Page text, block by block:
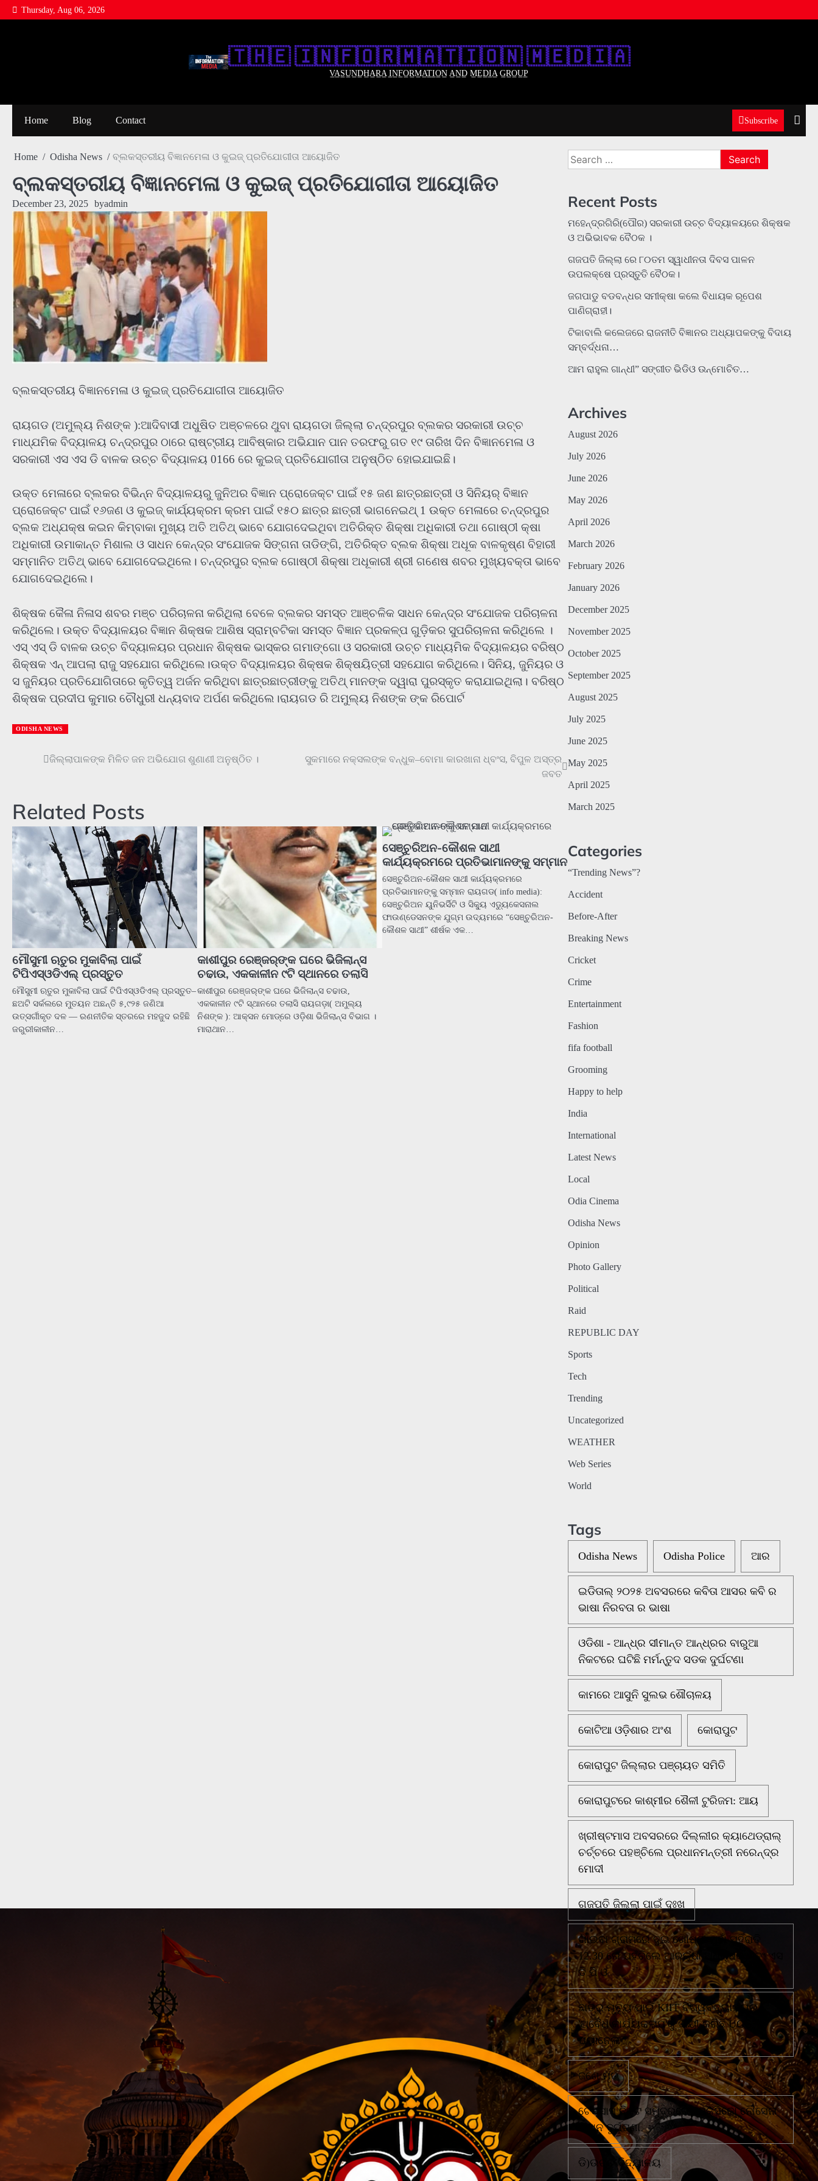
Skip
to
Thursday, Aug 06, 2026
🇹‌🇭‌🇪‌ 🇮‌🇳‌🇫‌🇴‌🇷‌🇲‌🇦‌🇹‌🇮‌🇴‌🇳‌ 🇲‌🇪‌🇩‌🇮‌🇦‌
V̲A̲S̲U̲N̲D̲H̲A̲R̲A̲ I̲N̲F̲O̲R̲M̲A̲T̲I̲O̲N̲ A̲N̲D̲ M̲E̲D̲I̲A̲ G̲R̲O̲U̲P̲
Home Blog Contact Subscribe
Home Odisha News ବ୍ଲକସ୍ତରୀୟ ବିଜ୍ଞାନମେଳା ଓ କୁଇଜ୍‌ ପ୍ରତିଯୋଗୀତା ଆୟୋଜିତ
ବ୍ଲକସ୍ତରୀୟ ବିଜ୍ଞାନମେଳା ଓ କୁଇଜ୍‌ ପ୍ରତିଯୋଗୀତା ଆୟୋଜିତ
December 23, 2025 byadmin
ବ୍ଲକସ୍ତରୀୟ ବିଜ୍ଞାନମେଳା ଓ କୁଇଜ୍‌ ପ୍ରତିଯୋଗୀତା ଆୟୋଜିତ
ରାୟଗଡ (ଅମୁଲ୍ୟ ନିଶଙ୍କ ):ଆଦିବାସୀ ଅଧୁଷିତ ଅଞ୍ଚଳରେ ଥୁବା ରାୟଗଡା ଜିଲ୍ଲା ଚନ୍ଦ୍ରପୁର ବ୍ଲକର ସରକାରୀ ଉଚ୍ଚ
ମାଧ୍ଯମିକ ବିଦ୍ୟାଳୟ ଚନ୍ଦ୍ରପୁର ଠାରେ ରାଷ୍ଟ୍ରୀୟ ଆବିଷ୍କାର ଅଭିଯାନ ପାନ ତରଫରୁ ଗତ ୧୯ ତାରିଖ ଦିନ ବିଜ୍ଞାନମେଳା ଓ
ସରକାରୀ ଏସ ଏସ ଡି ବାଳକ ଉଚ୍ଚ ବିଦ୍ୟାଳୟ 0166 ରେ କୁଇଜ୍ ପ୍ରତିଯୋଗୀତା ଅନୁଷ୍ଠିତ ହୋଇଯାଇଛି।
ଉକ୍ତ ମେଳାରେ ବ୍ଲକର ବିଭିନ୍ନ ବିଦ୍ୟାଳୟରୁ ଜୁନିଅର ବିଜ୍ଞାନ ପ୍ରୋଜେକ୍ଟ ପାଇଁ ୧୫ ଜଣ ଛାତ୍ରଛାତ୍ରୀ ଓ ସିନିୟର୍ ବିଜ୍ଞାନ
ପ୍ରୋଜେକ୍ଟ ପାଇଁ ୧୬ଜଣ ଓ କୁଇଜ୍ କାର୍ଯ୍ୟକ୍ରମ କ୍ରମ ପାଇଁ ୧୫୦ ଛାତ୍ର ଛାତ୍ରୀ ଭାଗନେଇଥ୍ 1 ଉକ୍ତ ମେଳାରେ ଚନ୍ଦ୍ରପୁର
ବ୍ଲକ ଅଧ୍ଯକ୍ଷ କଇନ କିମ୍ବାକା ମୁଖ୍ୟ ଅତି ଅତିଥ୍ ଭାବେ ଯୋଗଦେଇଥିବା ଅତିରିକ୍ତ ଶିକ୍ଷା ଅଧିକାରୀ ତଥା ଗୋଷ୍ଠୀ କ୍ଷା
ଅଧିକାରୀ ଉମାକାନ୍ତ ମିଶାଲ ଓ ସାଧନ କେନ୍ଦ୍ର ସଂଯୋଜକ ସିଙ୍ଗନା ତାଡିଙ୍ଗି, ଅତିରିକ୍ତ ବ୍ଲକ ଶିକ୍ଷା ଅଧୂକ ବାଳକୃଷ୍ଣ ବିହାରୀ
ସମ୍ମାନିତ ଅତିଥ୍ ଭାବେ ଯୋଗଦେଇଥିଲେ। ଚନ୍ଦ୍ରପୁର ବ୍ଲକ ଗୋଷ୍ଠୀ ଶିକ୍ଷା ଅଧୂକାରୀ ଶ୍ରୀ ଗଣେଷ ଶବର ମୁଖ୍ୟବକ୍ତା ଭାବେ
ଯୋଗଦେଇଥିଲେ।
ଶିକ୍ଷକ କୈଳା ନିଳାସ ଶବର ମଞ୍ଚ ପରିଚାଳନା କରିଥିଲା ବେଳେ ବ୍ଲକର ସମସ୍ତ ଆଞ୍ଚଳିକ ସାଧନ କେନ୍ଦ୍ର ସଂଯୋଜକ ପରିଚାଳନା
କରିଥିଲେ। ଉକ୍ତ ବିଦ୍ୟାଳୟର ବିଜ୍ଞାନ ଶିକ୍ଷକ ଆଶିଷ ସ୍ରାମ୍ବଟିକା ସମସ୍ତ ବିଜ୍ଞାନ ପ୍ରକଳ୍ପ ଗୁଡ଼ିକର ସୁପରିଚାଳନା କରିଥିଲେ ।
ଏସ୍ ଏସ୍ ଡି ବାଳକ ଉଚ୍ଚ ବିଦ୍ୟାଳୟର ପ୍ରଧାନ ଶିକ୍ଷକ ଭାସ୍କର ଗମାଙ୍ଗୋ ଓ ସରକାରୀ ଉଚ୍ଚ ମାଧ୍ୟମିକ ବିଦ୍ୟାଳୟର ବରିଷ୍ଠ
ଶିକ୍ଷକ ଏନ୍ ଆପଲା ରାଜୁ ସହଯୋଗ କରିଥିଲେ।ଉକ୍ତ ବିଦ୍ୟାଳୟର ଶିକ୍ଷକ ଶିକ୍ଷୟିତ୍ରୀ ସହଯୋଗ କରିଥିଲେ। ସିନିୟ, ଜୁନିୟର ଓ
ସ ଜୁନିୟର ପ୍ରତିଯୋଗିତାରେ କୃତିତ୍ୱ ଅର୍ଜନ କରିଥିବା ଛାତ୍ରଛାତ୍ରୀଙ୍କୁ ଅତିଥ୍‌ ମାନଙ୍କ ଦ୍ୱାରା ପୁରସ୍କୃତ କରାଯାଇଥିଲା। ବରିଷ୍ଠ
ଶିକ୍ଷକ ପ୍ରଦୀପ କୁମାର ଚୌଧୁରୀ ଧନ୍ୟବାଦ ଅର୍ପଣ କରିଥିଲେ।ରାୟଗଡ ରି ଅମୁଲ୍ୟ ନିଶଙ୍କ ଙ୍କ ରିପୋର୍ଟ
ODISHA NEWS
ଜିଲ୍ଲାପାଳଙ୍କ ମିଳିତ ଜନ ଅଭିଯୋଗ ଶୁଣାଣୀ ଅନୁଷ୍ଠିତ ।
ସୁକମାରେ ନକ୍ସଲଙ୍କ ବନ୍ଧୁକ–ବୋମା କାରଖାନା ଧ୍ବଂସ, ବିପୁଳ ଅସ୍ତ୍ର
ଜବତ
Related Posts
ମୌସୁମୀ ଋତୁର ମୁକାବିଲା ପାଇଁ
ଟିପିଏସ୍ଓଡିଏଲ୍ ପ୍ରସ୍ତୁତ
ମୌସୁମୀ ଋତୁର ମୁକାବିଲା ପାଇଁ ଟିପିଏସ୍ଓଡିଏଲ୍ ପ୍ରସ୍ତୁତ–
ଛଅଟି ସର୍କଲରେ ମୁତୟନ ଅଛନ୍ତି ୫,୯୨୫ ଜଣିଆ
ଉତ୍ସର୍ଗୀକୃତ ଦଳ — ରଣନୀତିକ ସ୍ତରରେ ମହଜୁଦ ରହିଛି
ଜରୁରୀକାଳୀନ…
କାଶୀପୁର ରେଞ୍ଜର୍‌ଙ୍କ ଘରେ ଭିଜିଲାନ୍ସ
ଚଢାଉ, ଏକକାଳୀନ ୯ଟି ସ୍ଥାନରେ ତଲାସି
କାଶୀପୁର ରେଞ୍ଜର୍‌ଙ୍କ ଘରେ ଭିଜିଲାନ୍ସ ଚଢାଉ,
ଏକକାଳୀନ ୯ଟି ସ୍ଥାନରେ ତଲାସି ରାୟଗଡ଼ା( ଅମୁଲ୍ୟ
ନିଶଙ୍କ ): ଆକ୍ସନ ମୋଡ୍‌ରେ ଓଡ଼ିଶା ଭିଜିଲାନ୍ସ ବିଭାଗ ।
ମାରାଥାନ…
ସେଞ୍ଚୁରିଅନ-କୌଶଳ ସାଥୀ
କାର୍ଯ୍ୟକ୍ରମରେ ପ୍ରତିଭାମାନଙ୍କୁ ସମ୍ମାନ
ସେଞ୍ଚୁରିଅନ-କୌଶଳ ସାଥୀ କାର୍ଯ୍ୟକ୍ରମରେ
ପ୍ରତିଭାମାନଙ୍କୁ ସମ୍ମାନ ରାୟଗଡ( info media):
ସେଞ୍ଚୁରିଅନ ୟୁନିଭର୍ସିଟି ଓ ସିକ୍ୟୁ ଏଡ୍ୟୁକେସନାଲ
ଫାଉଣ୍ଡେସନଙ୍କ ଯୁଗ୍ମ ଉଦ୍ୟମରେ “ସେଞ୍ଚୁରିଅନ-
କୌଶଳ ସାଥୀ” ଶୀର୍ଷକ ଏକ…
Search
for:
Recent Posts
ମହେନ୍ଦ୍ରଗିରି(ପୌର) ସରକାରୀ ଉଚ୍ଚ ବିଦ୍ୟାଳୟରେ ଶିକ୍ଷକ
ଓ ଅଭିଭାବକ ବୈଠକ ।
ଗଜପତି ଜିଲ୍ଲା ରେ ୮୦ତମ ସ୍ୱାଧୀନତା ଦିବସ ପାଳନ
ଉପଲକ୍ଷେ ପ୍ରସ୍ତୁତି ବୈଠକ।
ଜଗପାଡୁ ବଡବନ୍ଧର ସମୀକ୍ଷା କଲେ ବିଧାୟକ ରୂପେଶ
ପାଣିଗ୍ରାହୀ।
ଟିକାବାଲି କଲେଜରେ ରାଜନୀତି ବିଜ୍ଞାନର ଅଧ୍ୟାପକଙ୍କୁ ବିଦାୟ
ସମ୍ବର୍ଦ୍ଧନା…
ଆମ ରାହୁଲ ଗାନ୍ଧୀ” ସଙ୍ଗୀତ ଭିଡିଓ ଉନ୍ମୋଚିତ…
Archives
August 2026
July 2026
June 2026
May 2026
April 2026
March 2026
February 2026
January 2026
December 2025
November 2025
October 2025
September 2025
August 2025
July 2025
June 2025
May 2025
April 2025
March 2025
Categories
“Trending News”?
Accident
Before-After
Breaking News
Cricket
Crime
Entertainment
Fashion
fifa football
Grooming
Happy to help
India
International
Latest News
Local
Odia Cinema
Odisha News
Opinion
Photo Gallery
Political
Raid
REPUBLIC DAY
Sports
Tech
Trending
Uncategorized
WEATHER
Web Series
World
Tags
Odisha News Odisha Police ଆର
ଇଡିତାଲ୍ ୨୦୨୫ ଅବସରରେ କବିତା ଆସର କବି ର
ଭାଷା ନିରବତା ର ଭାଷା
ଓଡିଶା - ଆନ୍ଧ୍ର ସୀମାନ୍ତ ଆନ୍ଧ୍ରର ବାରୁଆ
ନିକଟରେ ଘଟିଛି ମର୍ମନ୍ତୁଦ ସଡକ ଦୁର୍ଘଟଣା
କାମରେ ଆସୁନି ସୁଲଭ ଶୌଚାଳୟ
କୋଟିଆ ଓଡ଼ିଶାର ଅଂଶ କୋରାପୁଟ
କୋରାପୁଟ ଜିଲ୍ଲାର ପଞ୍ଚାୟତ ସମିତି
କୋରାପୁଟରେ କାଶ୍ମୀର ଶୈଳୀ ଟୁରିଜମ: ଆୟ
ଖ୍ରୀଷ୍ଟମାସ ଅବସରରେ ଦିଲ୍ଲୀର କ୍ୟାଥେଡ୍ରାଲ୍
ଚର୍ଚ୍ଚରେ ପହଞ୍ଚିଲେ ପ୍ରଧାନମନ୍ତ୍ରୀ ନରେନ୍ଦ୍ର
ମୋଦୀ
ଗଜପତି ଜିଲ୍ଲା ପାଇଁ ଦୁଃଖ
ଗାଇବା ଗ୍ରାମରେ ଦୁଇ ଗୋଷ୍ଠୀ ମୁହାଁ ମୁହିଁରାତି
12.30 ରେ ପହଁଚିଲେ ଆରକ୍ଷୀ ଅଧିକ୍ଷକ ଏବଂ ଏସ
ଡି ପି ଓ
ଛାତ୍ର ମୃତ୍ୟୁ ପାଇଁ KIIT ବିଶ୍ୱବିଦ୍ୟାଳୟର
'ଅବୈଧ କାର୍ଯ୍ୟକଳାପ'କୁ ଦାୟୀ କରିଛି UGC
ପ୍ୟାନେଲ
ଜଣେ ମୃତ
ଟେକ୍ସାସ ନିକଟ ସମୁଦ୍ରରେ ମେକ୍ସିକୋ ନୌସେନା
ବିମାନ ଦୁର୍ଘଟଣା
ଡି)ଉଚ୍ଚ ବିଦ୍ୟାଳୟ